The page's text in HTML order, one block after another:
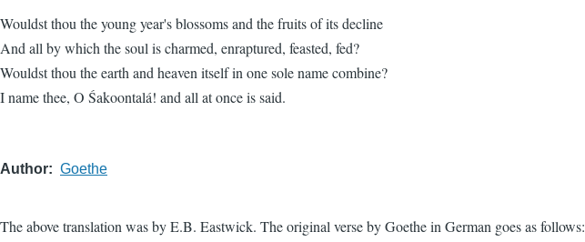
Wouldst thou the young year's blossoms and the fruits of its decline
And all by which the soul is charmed, enraptured, feasted, fed?
Wouldst thou the earth and heaven itself in one sole name combine?
I name thee, O Śakoontalá! and all at once is said.
Author Goethe
The above translation was by E.B. Eastwick. The original verse by Goethe in German goes as follows: